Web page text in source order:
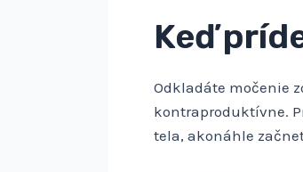
Keď
Odkladáte močenie
kontraproduktívne.
tela, akonáhle